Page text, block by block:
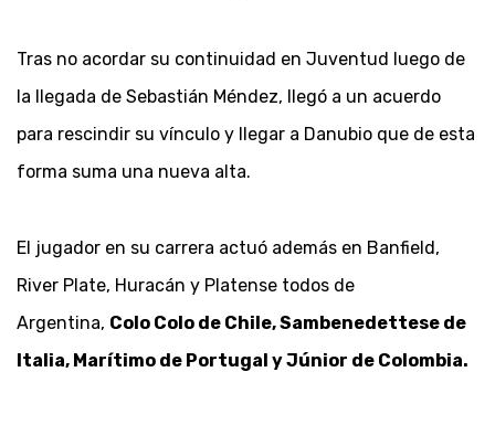
Tras no acordar su continuidad en Juventud luego de
la llegada de Sebastián Méndez, llegó a un acuerdo
para rescindir su vínculo y llegar a Danubio que de esta
forma suma una nueva alta.
El jugador en su carrera actuó además en Banfield,
River Plate, Huracán y Platense todos de
Argentina, Colo Colo de Chile, Sambenedettese de
Italia, Marítimo de Portugal y Júnior de Colombia.